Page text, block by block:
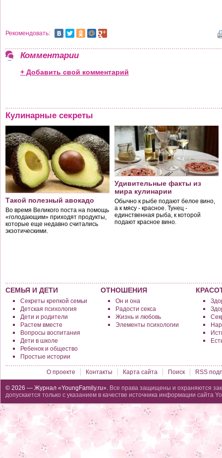
Рекомендовать:
Комментарии
+ Добавить свой комментарий
Кулинарные секреты
Такой полезный авокадо
Во время Великого поста на помощь
«голодающим» приходят продукты,
которые еще недавно считались
экзотическими.
Удивительные факты из
мира кулинарии
Обычно к рыбе подают белое вино,
а к мясу - красное. Тунец -
единственная рыба, к которой
подают красное вино.
СЕМЬЯ И ДЕТИ
Секреты крепкой семьи
Детская психология
Дети и родители
Растем вместе
Вопросы воспитания
Дети в школе
Ребенок и общество
Простые истории
ОТНОШЕНИЯ
Он и она
Радости секса
Жизнь и любовь
Элементы психологии
О проекте Контакты Карта сайта Поиск RSS
© 2026 — Журнал «YoungFamily.ru». Все права защищены и охраняются
допускается только с указанием в качестве источника информации сайта